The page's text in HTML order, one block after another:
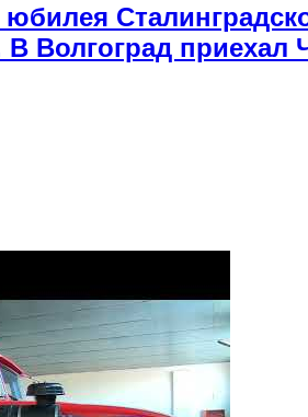
В Волгоград